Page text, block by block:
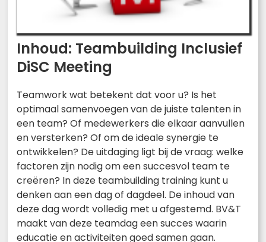
Inhoud: Teambuilding Inclusief
DiSC Meeting
Teamwork wat betekent dat voor u? Is het
optimaal samenvoegen van de juiste talenten in
een team? Of medewerkers die elkaar aanvullen
en versterken? Of om de ideale synergie te
ontwikkelen? De uitdaging ligt bij de vraag: welke
factoren zijn nodig om een succesvol team te
creëren? In deze teambuilding training kunt u
denken aan een dag of dagdeel. De inhoud van
deze dag wordt volledig met u afgestemd. BV&T
maakt van deze teamdag een succes waarin
educatie en activiteiten goed samen gaan.